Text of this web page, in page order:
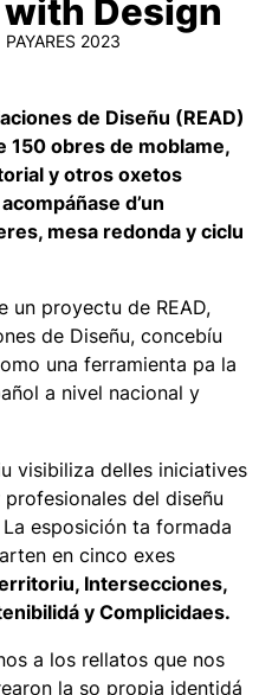
Design
2023
de Diseñu (READ)
150 obres de moblame,
y otros oxetos
d’un
mesa redonda y ciclu
un proyectu de READ,
de Diseñu, concebíu
una ferramienta pa la
a nivel nacional y
visibiliza delles iniciatives
del diseñu
esposición ta formada
en cinco exes
Intersecciones,
y Complicidaes.
a los rellatos que nos
la so propia identidá